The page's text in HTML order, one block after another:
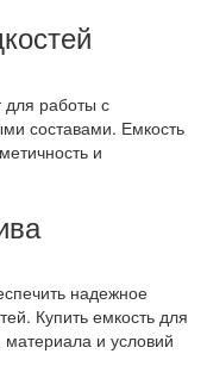
для работы с
составами. Емкость
и
надежное
Купить емкость для
и условий